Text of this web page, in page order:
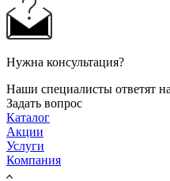
Нужна консультация?
Наши специалисты ответят
Задать вопрос
Каталог
Акции
Услуги
Компания